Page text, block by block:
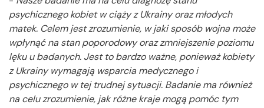
psychicznego kobiet w ciąży z Ukrainy oraz młodych
matek. Celem jest zrozumienie, w jaki sposób wojna może
wpłynąć na stan poporodowy oraz zmniejszenie poziomu
lęku u badanych. Jest to bardzo ważne, ponieważ kobiety
z Ukrainy wymagają wsparcia medycznego i
psychicznego w tej trudnej sytuacji. Badanie ma również
na celu zrozumienie, jak różne kraje mogą pomóc tym